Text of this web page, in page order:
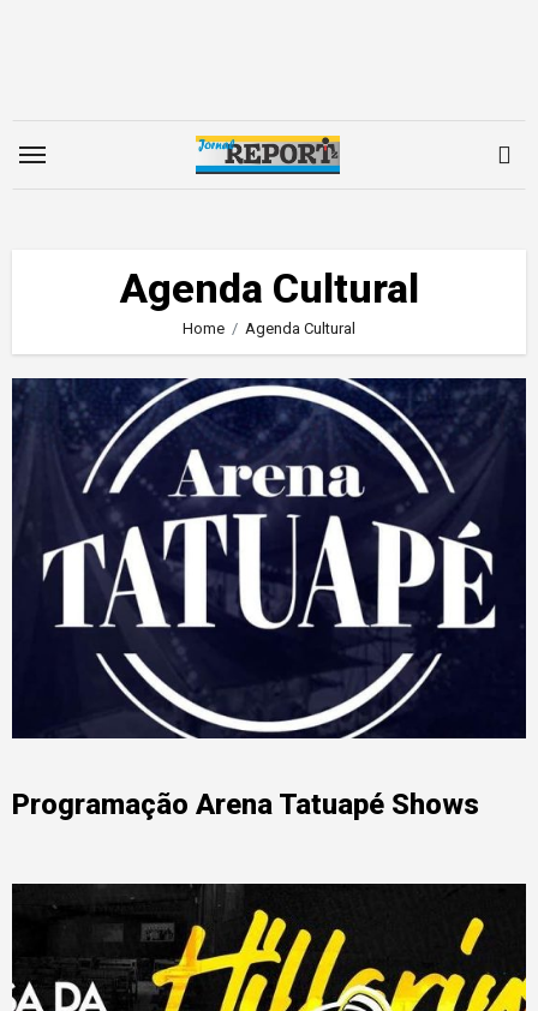
Agenda Cultural
Home Agenda Cultural
Programação Arena Tatuapé Shows